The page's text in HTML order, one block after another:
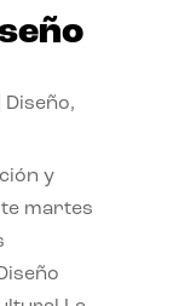
Diseño,
y
martes